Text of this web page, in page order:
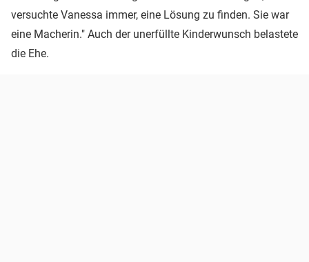
versuchte Vanessa immer, eine Lösung zu finden. Sie war
eine Macherin." Auch der unerfüllte Kinderwunsch belastete
die Ehe.